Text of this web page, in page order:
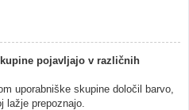
pojavljajo v različnih
uporabniške skupine določil barvo,
lažje prepoznajo.